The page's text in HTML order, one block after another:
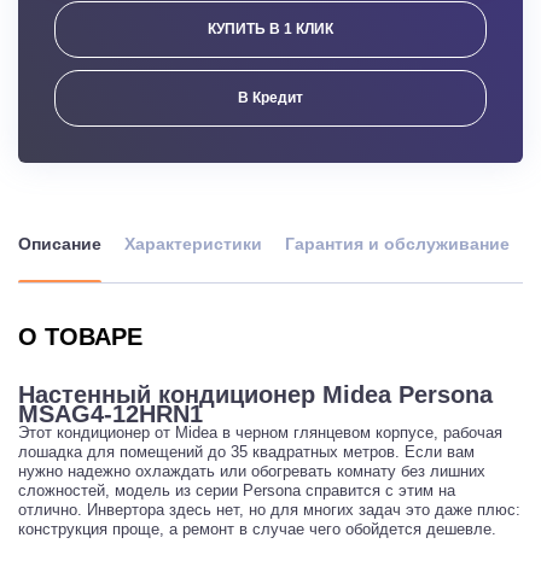
КУПИТЬ В 1 КЛИК
В Кредит
Описание Характеристики Гарантия и обслуживание
О ТОВАРЕ
Настенный кондиционер Midea Persona
MSAG4-12HRN1
Этот кондиционер от Midea в черном глянцевом корпусе, рабочая
лошадка для помещений до 35 квадратных метров. Если вам
нужно надежно охлаждать или обогревать комнату без лишних
сложностей, модель из серии Persona справится с этим на
отлично. Инвертора здесь нет, но для многих задач это даже плюс:
конструкция проще, а ремонт в случае чего обойдется дешевле.